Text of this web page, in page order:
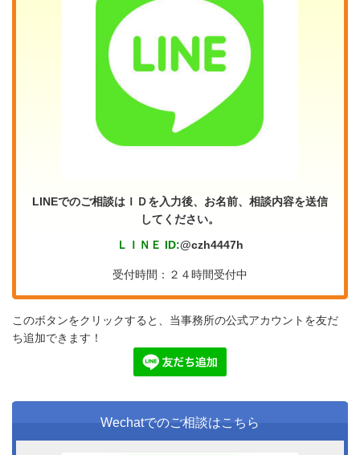
LINEでのご相談はＩＤを入力後、お名前、相談内容を送信
してください。
ＬＩＮＥ ID:@czh4447h
受付時間：２４時間受付中
このボタンをクリックすると、当事務所の公式アカウントを友だ
ち追加できます！
Wechatでのご相談はこちら